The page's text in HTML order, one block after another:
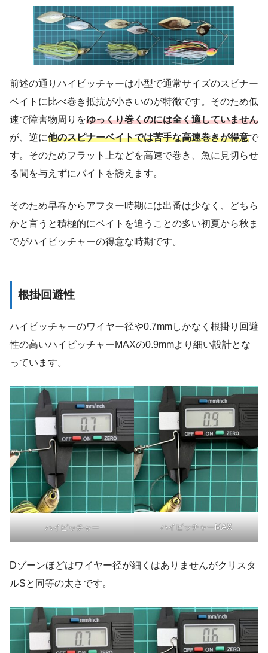
前述の通りハイピッチャーは小型で通常サイズのスピナー
ベイトに比べ巻き抵抗が小さいのが特徴です。そのため低
速で障害物周りをゆっくり巻くのには全く適していません
が、逆に他のスピナーベイトでは苦手な高速巻きが得意で
す。そのためフラット上などを高速で巻き、魚に見切らせ
る間を与えずにバイトを誘えます。
そのため早春からアフター時期には出番は少なく、どちら
かと言うと積極的にベイトを追うことの多い初夏から秋ま
でがハイピッチャーの得意な時期です。
根掛回避性
ハイピッチャーのワイヤー径や0.7mmしかなく根掛り回避
性の高いハイピッチャーMAXの0.9mmより細い設計とな
っています。
ハイピッチャー ハイピッチャーMAX
Dゾーンほどはワイヤー径が細くはありませんがクリスタ
ルSと同等の太さです。